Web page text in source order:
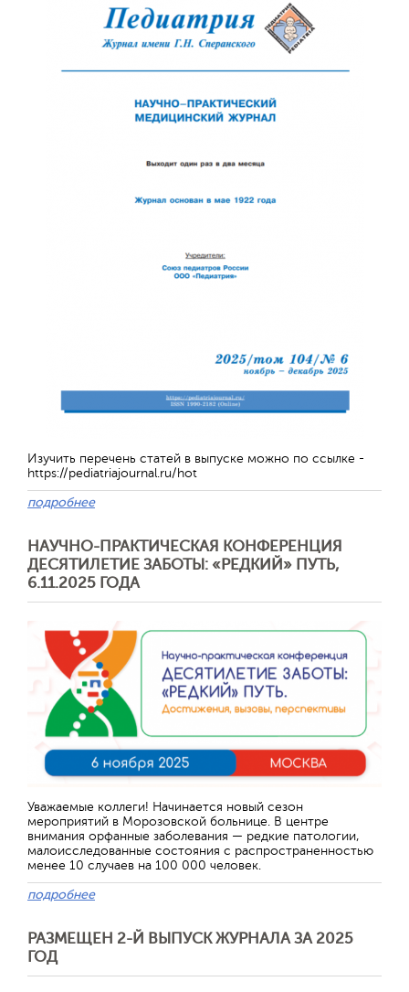
Изучить перечень статей в выпуске можно по ссылке -
https://pediatriajournal.ru/hot
подробнее
НАУЧНО-ПРАКТИЧЕСКАЯ КОНФЕРЕНЦИЯ
ДЕСЯТИЛЕТИЕ ЗАБОТЫ: «РЕДКИЙ» ПУТЬ,
6.11.2025 ГОДА
Уважаемые коллеги! Начинается новый сезон
мероприятий в Морозовской больнице. В центре
внимания орфанные заболевания — редкие патологии,
малоисследованные состояния с распространенностью
менее 10 случаев на 100 000 человек.
подробнее
РАЗМЕЩЕН 2-Й ВЫПУСК ЖУРНАЛА ЗА 2025
ГОД